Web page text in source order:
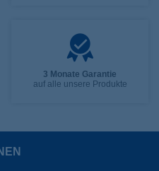
3 Monate Garantie
auf alle unsere Produkte